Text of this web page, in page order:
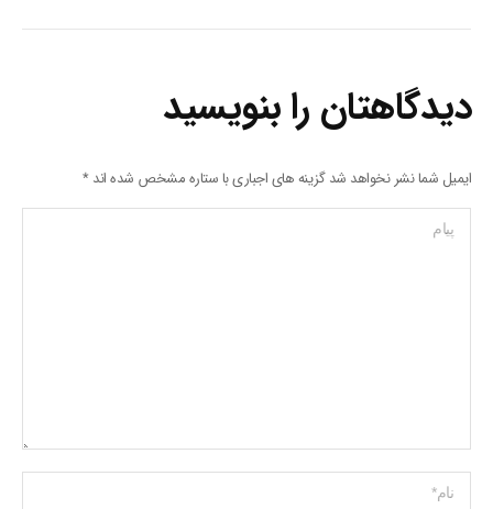
دیدگاهتان را بنویسید
ایمیل شما نشر نخواهد شد گزینه های اجباری با ستاره مشخص شده اند*
پیام
Name *